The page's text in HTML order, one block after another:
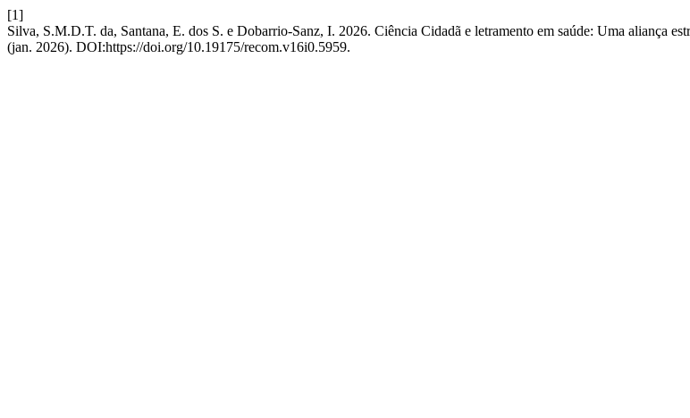
[1]
Silva, S.M.D.T. da, Santana, E. dos S. e Dobarrio-Sanz, I. 2026. Ciência Cidadã e letramento em saúde: Uma aliança
(jan. 2026). DOI:https://doi.org/10.19175/recom.v16i0.5959.